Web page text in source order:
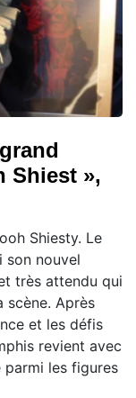
Shiest »,
Shiesty. Le
son nouvel
très attendu qui
scène. Après
et les défis
revient avec
les figures